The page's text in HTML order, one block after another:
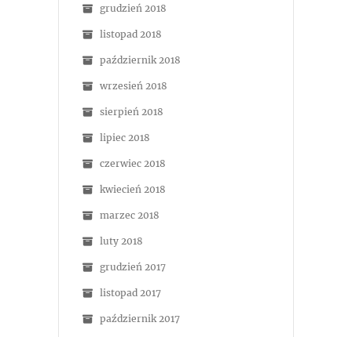
grudzień 2018
listopad 2018
październik 2018
wrzesień 2018
sierpień 2018
lipiec 2018
czerwiec 2018
kwiecień 2018
marzec 2018
luty 2018
grudzień 2017
listopad 2017
październik 2017